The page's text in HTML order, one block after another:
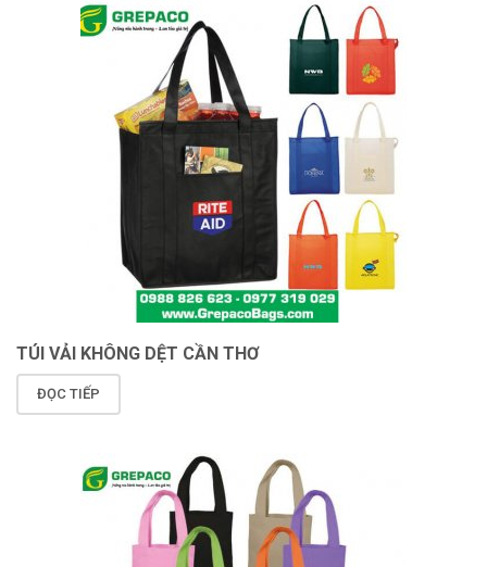
TÚI VẢI KHÔNG DỆT CẦN THƠ
ĐỌC TIẾP